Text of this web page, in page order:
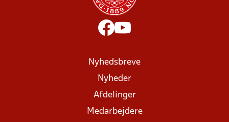
Nyhedsbreve
Nyheder
Afdelinger
Medarbejdere